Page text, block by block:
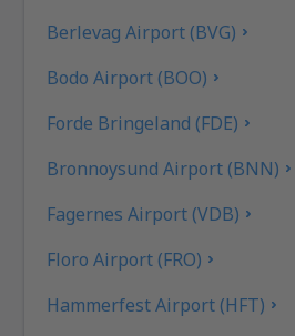
Berlevag Airport (BVG)
Bodo Airport (BOO)
Forde Bringeland (FDE)
Bronnoysund Airport (BNN)
Fagernes Airport (VDB)
Floro Airport (FRO)
Hammerfest Airport (HFT)